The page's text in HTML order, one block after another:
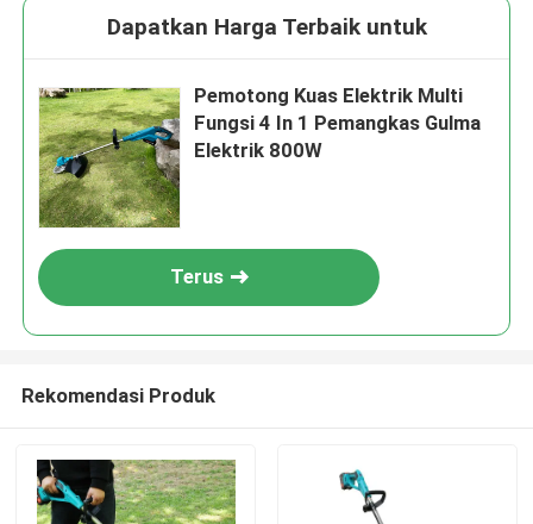
Dapatkan Harga Terbaik untuk
Pemotong Kuas Elektrik Multi
Fungsi 4 In 1 Pemangkas Gulma
Elektrik 800W
Terus
Rekomendasi Produk